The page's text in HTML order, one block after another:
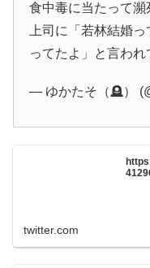
食中毒に当たって瀕
上司に「若林結婚
ってたよ」と言わ
— ゆかたそ（🪦）
twitter.com